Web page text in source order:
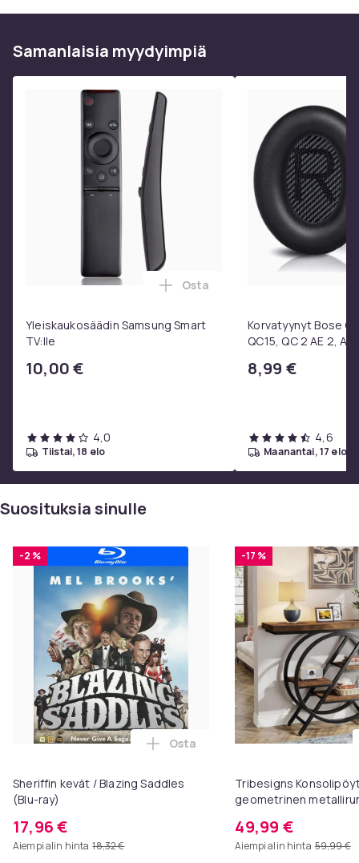
Matthias Schoenaerts
Emily Beecham
Ferdinand Kingsley
Emily Piggford
Bruce Lennox
Audrey Brisson
Avye Leventis
Tuotantovuosi: 2026
Tuotantomaa: USA
Käsikirjoitus: Ana Nogueira
Tuottaja: James Gunn, Peter Safran
Alue: 2
Tekstitys: Ruotsi, Tanska, Suomi, Norja, Englanti
Ääni: Dolby Atmos TrueHD
Kesto: 1 tunti 48 minuuttia
Jakelija: SF
Viivakoodi: 7333018038790
SKU: 25166
LISÄMATERIAALI:
Katso elokuvan takakansi
Formaatti
4K Ultra HD
Tuotenro
0bbe0130-b99b-50f3-b646-02799a7b786b
Tuoteturvallisuustiedot
Samanlaisia ​​myydyimpiä
Yleiskaukosäädin Samsung Smart
TV:lle
10,00 €
Lisää Yleiskaukosäädin
Osta
4,0
tiistai, 18 elo
Korvatyynyt Bose
QC15, QC 2 AE 2, AE
8,99 €
4,6
maanantai, 17 elo
Suosituksia sinulle
-2 %
Sheriffin kevät / Blazing Saddles
(Blu-ray)
17,96 €
Aiempi alin hinta 18,32 €
Lisää Sheriffin kevät / Blazing
Osta
-17 %
Tribesigns
geometrinen
sohvapöytä
49,99 €
Aiempi alin hinta 59,99 €